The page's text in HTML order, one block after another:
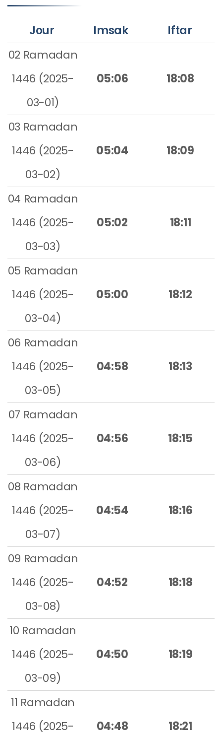
Jour Imsak
Iftar
02 Ramadan
1446 (2025-
03-01)
05:06 18:08
03 Ramadan
1446 (2025-
03-02)
05:04 18:09
04 Ramadan
1446 (2025-
03-03)
05:02 18:11
05 Ramadan
1446 (2025-
03-04)
05:00 18:12
06 Ramadan
1446 (2025-
03-05)
04:58 18:13
07 Ramadan
1446 (2025-
03-06)
04:56 18:15
08 Ramadan
1446 (2025-
03-07)
04:54 18:16
09 Ramadan
1446 (2025-
03-08)
04:52 18:18
10 Ramadan
1446 (2025-
03-09)
04:50 18:19
11 Ramadan
1446 (2025-
04:48 18:21